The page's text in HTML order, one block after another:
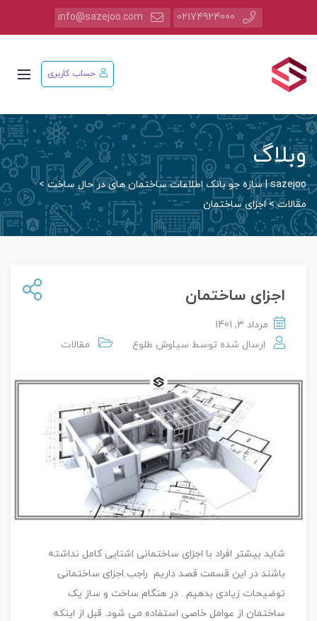
02174924000
info@sazejoo.com
حساب کاربری
وبلاگ
sazejoo | سازه جو بانک اطلاعات ساختمان های در حال ساخت
>
مقالات>اجزای ساختمان
اجزای ساختمان
مرداد 3, 1401
ارسال شده توسط سیاوش طلوع مقالات
شاید بیشتر افراد با اجزای ساختمانی اشنایی کامل نداشته
باشند در این قسمت قصد داریم راجب اجزای ساختمانی
توضیحات زیادی بدهیم . در هنگام ساخت و ساز یک
ساختمان از عوامل خاصی استفاده می شود. قبل از اینکه